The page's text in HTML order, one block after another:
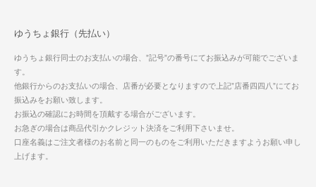
ゆうちょ銀行（先払い）
ゆうちょ銀行同士のお支払いの場合、”記号”の番号にてお振込みが可能でございま
す。
他銀行からのお支払いの場合、店番が必要となりますので上記”店番四四八”にてお
振込みをお願い致します。
お振込の確認にお時間を頂戴する場合がございます。
お急ぎの場合は商品代引かクレジット決済をご利用下さいませ。
口座名義はご注文者様のお名前と同一のものをご利用いただきますようお願い申し
上げます。